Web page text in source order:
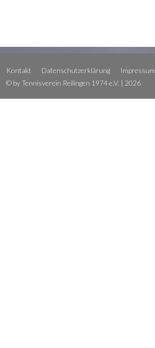
Kontakt Datenschutzerklärung
Impressum
© by Tennisverein Reilingen 1974 e.V. | 2026